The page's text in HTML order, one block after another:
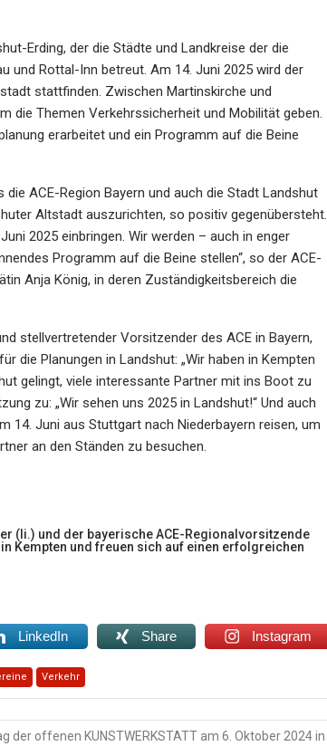
Erding, der die Städte und Landkreise der die
und Rottal-Inn betreut. Am 14. Juni 2025 wird der
stattfinden. Zwischen Martinskirche und
die Themen Verkehrssicherheit und Mobilität geben.
erarbeitet und ein Programm auf die Beine
ACE-Region Bayern und auch die Stadt Landshut
Altstadt auszurichten, so positiv gegenübersteht.
2025 einbringen. Wir werden – auch in enger
Programm auf die Beine stellen“, so der ACE-
Anja König, in deren Zuständigkeitsbereich die
stellvertretender Vorsitzender des ACE in Bayern,
die Planungen in Landshut: „Wir haben in Kempten
gelingt, viele interessante Partner mit ins Boot zu
zu: „Wir sehen uns 2025 in Landshut!“ Und auch
14. Juni aus Stuttgart nach Niederbayern reisen, um
an den Ständen zu besuchen.
(li.) und der bayerische ACE-Regionalvorsitzende
Kempten und freuen sich auf einen erfolgreichen
LinkedIn Share Instagram
Verkehr
der offenen KUNSTWERKSTATT am 6. Oktober 2024 in